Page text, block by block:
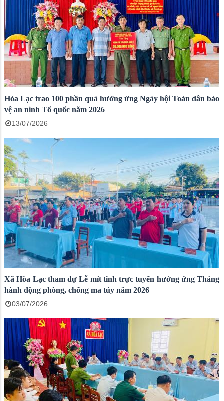
Hòa Lạc trao 100 phần quà hưởng ứng Ngày hội Toàn dân bảo
vệ an ninh Tổ quốc năm 2026
13/07/2026
Xã Hòa Lạc tham dự Lễ mít tinh trực tuyến hưởng ứng Tháng
hành động phòng, chống ma túy năm 2026
03/07/2026